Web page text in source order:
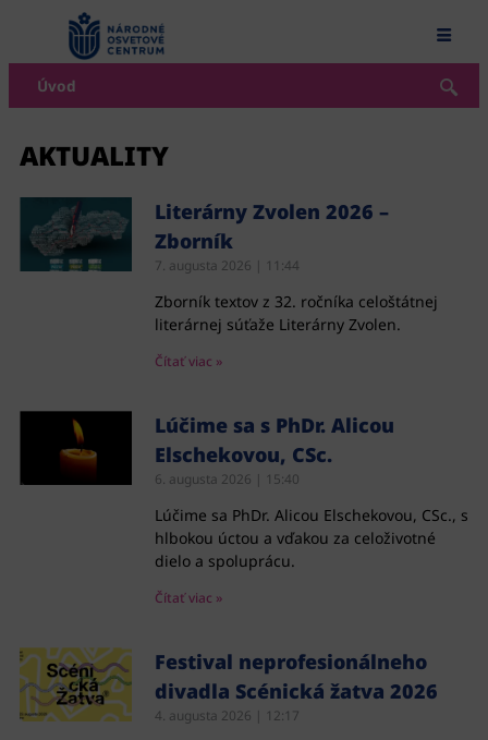
content
Úvod
AKTUALITY
Literárny Zvolen 2026 –
Zborník
7. augusta 2026 11:44
Zborník textov z 32. ročníka celoštátnej
literárnej súťaže Literárny Zvolen.
Čítať viac »
Lúčime sa s PhDr. Alicou
Elschekovou, CSc.
6. augusta 2026 15:40
Lúčime sa PhDr. Alicou Elschekovou, CSc., s
hlbokou úctou a vďakou za celoživotné
dielo a spoluprácu.
Čítať viac »
Festival neprofesionálneho
divadla Scénická žatva 2026
4. augusta 2026 12:17